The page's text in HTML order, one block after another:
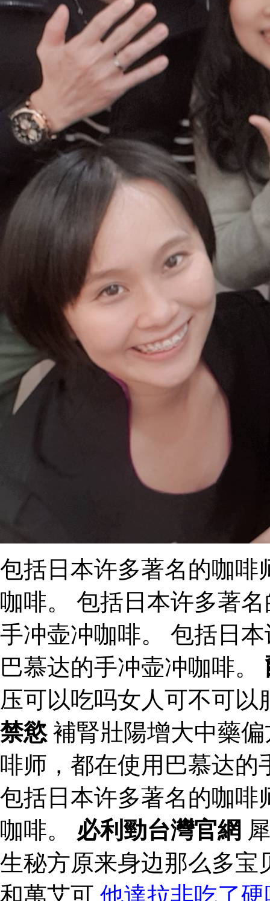
包括日本许多著名的咖啡
咖啡。 包括日本许多著
手冲壶冲咖啡。 包括日
巴慕达的手冲壶冲咖啡。
压可以吃吗女人可不可
禁慾補腎壯陽增大中藥
啡师，都在使用巴慕达
包括日本许多著名的咖啡
咖啡。 必利勁台灣官網
生秘方原来身边那么多宝
和萬艾可 他達拉非吃了硬